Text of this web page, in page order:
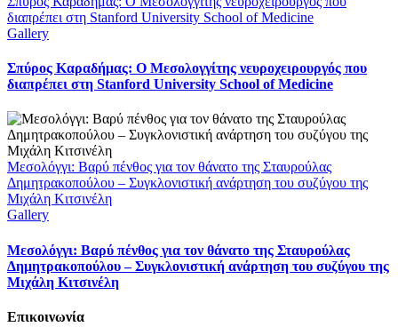
διαπρέπει στη Stanford University School of Medicine
Gallery
Σπύρος Καραδήμας: Ο Μεσολογγίτης νευροχειρουργός που
διαπρέπει στη Stanford University School of Medicine
Μεσολόγγι: Βαρύ πένθος για τον θάνατο της Σταυρούλας
Δημητρακοπούλου – Συγκλονιστική ανάρτηση του συζύγου της
Μιχάλη Κιτσινέλη
Gallery
Μεσολόγγι: Βαρύ πένθος για τον θάνατο της Σταυρούλας
Δημητρακοπούλου – Συγκλονιστική ανάρτηση του συζύγου της
Μιχάλη Κιτσινέλη
Επικοινωνία